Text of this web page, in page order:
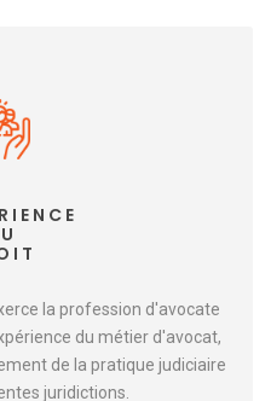
la profession d'avocate
du métier d'avocat,
de la pratique judiciaire
juridictions.